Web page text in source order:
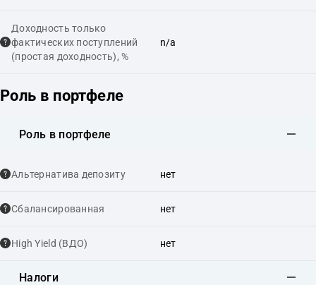
Доходность только
фактических поступлений
(простая доходность), %
n/a
Роль в портфеле
Роль в портфеле
Альтернатива депозиту нет
Сбалансированная нет
High Yield (ВДО) нет
Налоги